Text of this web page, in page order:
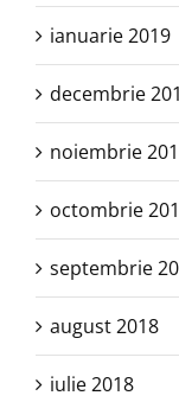
ianuarie 2019
decembrie
noiembrie
octombrie
septembrie
august 2018
iulie 2018